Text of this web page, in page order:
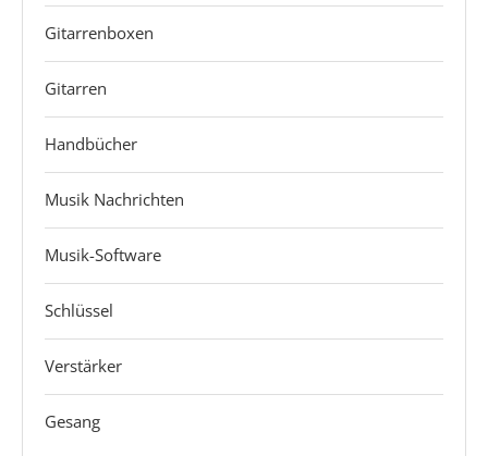
Gitarrenboxen
Gitarren
Handbücher
Musik Nachrichten
Musik-Software
Schlüssel
Verstärker
Gesang